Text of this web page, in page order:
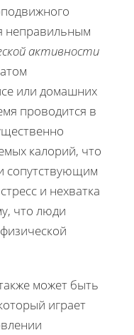
неправильным
активности
или домашних
проводится в
калорий, что
сопутствующим
и нехватка
что люди
может быть
играет